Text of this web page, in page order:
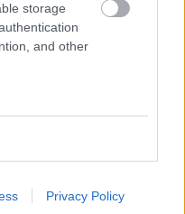
storage
and other
Privacy Policy
2026.08.06.